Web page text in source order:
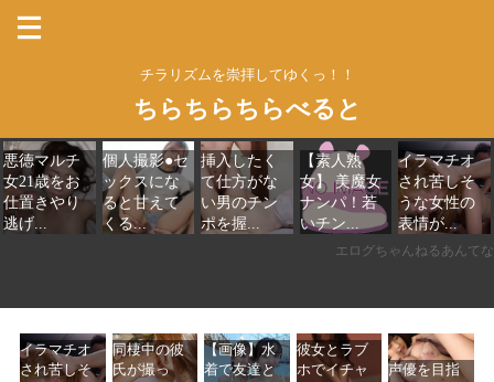
チラリズムを崇拝してゆくっ！！
ちらちらちらべると